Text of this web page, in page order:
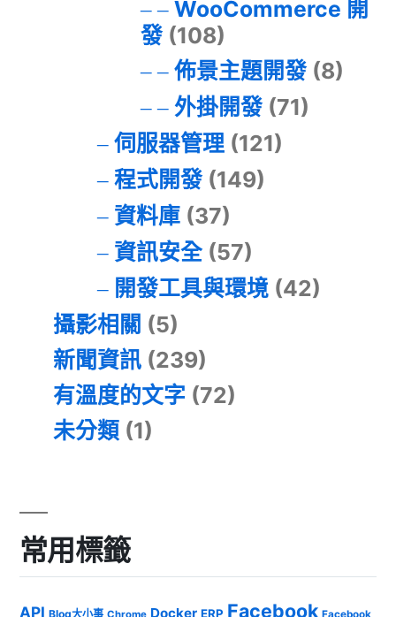
WooCommerce 開
發(108)
佈景主題開發(8)
外掛開發(71)
伺服器管理(121)
程式開發(149)
資料庫(37)
資訊安全(57)
開發工具與環境(42)
攝影相關 (5)
新聞資訊 (239)
有溫度的文字 (72)
未分類 (1)
常用標籤
API Blog大小事 Docker ERP Facebook